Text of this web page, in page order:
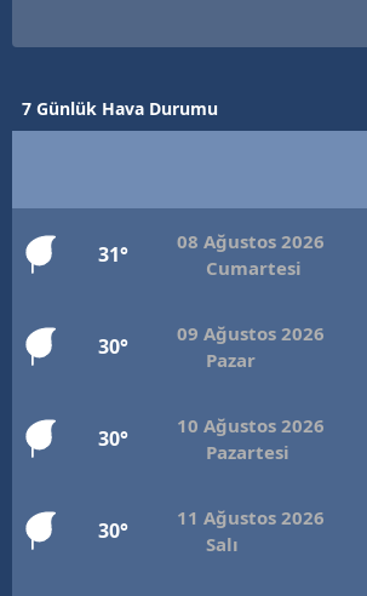
7 Günlük Hava Durumu
31°
08 Ağustos 2026
Cumartesi
30°
09 Ağustos 2026
Pazar
30°
10 Ağustos 2026
Pazartesi
30°
11 Ağustos 2026
Salı